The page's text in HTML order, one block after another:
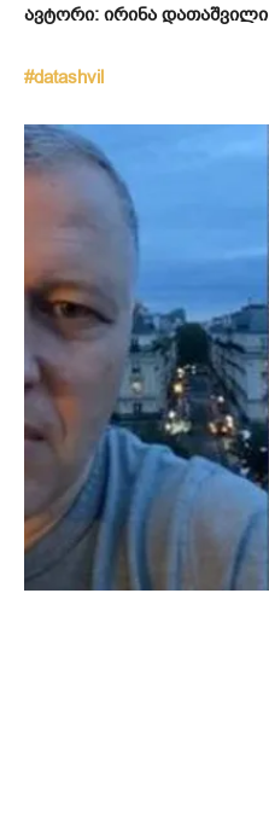
ავტორი: ირინა დათაშვილი
#datashvil